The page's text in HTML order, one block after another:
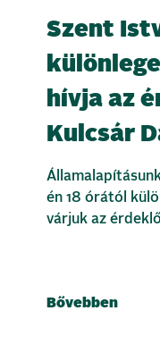
Szent
hívja az
Kulcsár
én 18 órától
várjuk az
Bővebben